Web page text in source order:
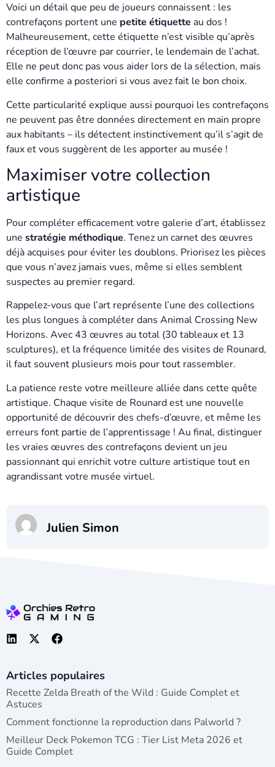
Voici un détail que peu de joueurs connaissent : les
contrefaçons portent une petite étiquette au dos !
Malheureusement, cette étiquette n’est visible qu’après
réception de l’œuvre par courrier, le lendemain de l’achat.
Elle ne peut donc pas vous aider lors de la sélection, mais
elle confirme a posteriori si vous avez fait le bon choix.
Cette particularité explique aussi pourquoi les contrefaçons
ne peuvent pas être données directement en main propre
aux habitants – ils détectent instinctivement qu’il s’agit de
faux et vous suggèrent de les apporter au musée !
Maximiser votre collection
artistique
Pour compléter efficacement votre galerie d’art, établissez
une stratégie méthodique. Tenez un carnet des œuvres
déjà acquises pour éviter les doublons. Priorisez les pièces
que vous n’avez jamais vues, même si elles semblent
suspectes au premier regard.
Rappelez-vous que l’art représente l’une des collections
les plus longues à compléter dans Animal Crossing New
Horizons. Avec 43 œuvres au total (30 tableaux et 13
sculptures), et la fréquence limitée des visites de Rounard,
il faut souvent plusieurs mois pour tout rassembler.
La patience reste votre meilleure alliée dans cette quête
artistique. Chaque visite de Rounard est une nouvelle
opportunité de découvrir des chefs-d’œuvre, et même les
erreurs font partie de l’apprentissage ! Au final, distinguer
les vraies œuvres des contrefaçons devient un jeu
passionnant qui enrichit votre culture artistique tout en
agrandissant votre musée virtuel.
Julien Simon
Articles populaires
Recette Zelda Breath of the Wild : Guide Complet et
Astuces
Comment fonctionne la reproduction dans Palworld ?
Meilleur Deck Pokemon TCG : Tier List Meta 2026 et
Guide Complet